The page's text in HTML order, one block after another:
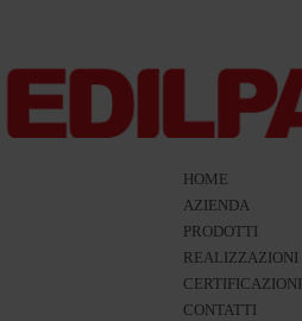
HOME
AZIENDA
PRODOTTI
REALIZZAZIONI
CERTIFICAZIONI
CONTATTI